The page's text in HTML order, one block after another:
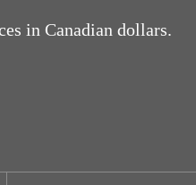
in Canadian dollars.